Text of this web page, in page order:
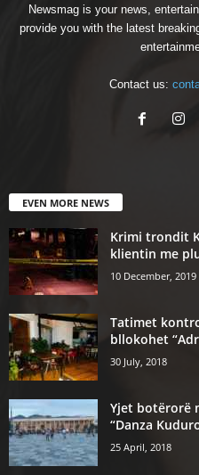
Newsmag is your news,
provide you with the latest
Contact us:
EVEN MORE NEWS
Krimi trondit
klientin me
10 December, 2019
Tatimet
bllokohet
30 July, 2018
Yjet botërorë
“Danza
25 April, 2018